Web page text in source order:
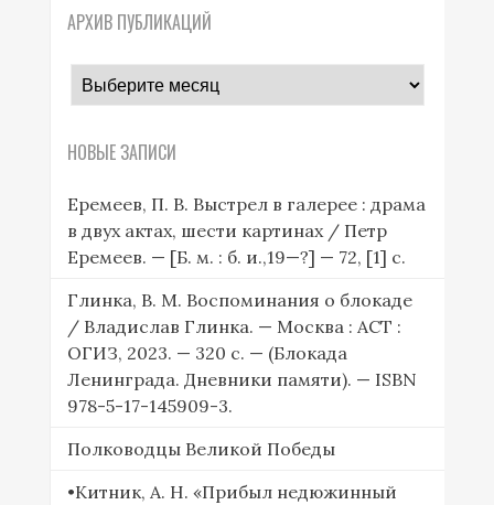
АРХИВ ПУБЛИКАЦИЙ
архив
публикаций
НОВЫЕ ЗАПИСИ
Еремеев, П. В. Выстрел в галерее : драма
в двух актах, шести картинах / Петр
Еремеев. — [Б. м. : б. и.,19—?] — 72, [1] с.
Глинка, В. М. Воспоминания о блокаде
/ Владислав Глинка. — Москва : АСТ :
ОГИЗ, 2023. — 320 с. — (Блокада
Ленинграда. Дневники памяти). — ISBN
978-5-17-145909-3.
Полководцы Великой Победы
•Китник, А. Н. «Прибыл недюжинный